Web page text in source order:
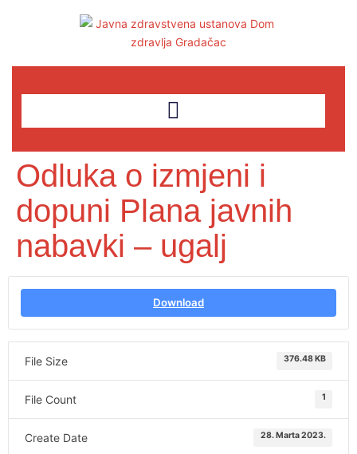
Odluka o izmjeni i
dopuni Plana javnih
nabavki – ugalj
Download
File Size 376.48 KB
File Count 1
Create Date 28. Marta 2023.